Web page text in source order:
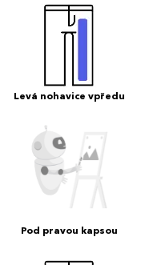
Levá nohavice vpředu
Pod pravou kapsou